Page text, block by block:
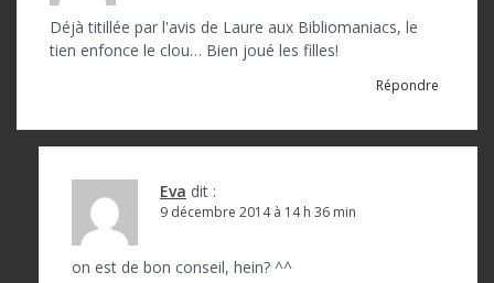
Déjà titillée par l'avis de Laure aux Bibliomaniacs, le
tien enfonce le clou… Bien joué les filles!
Répondre
Eva dit :
9 décembre 2014 à 14 h 36 min
on est de bon conseil, hein? ^^